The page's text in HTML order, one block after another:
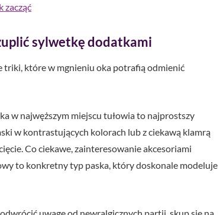
zacząć
sylwetkę dodatkami
triki, które w mgnieniu oka potrafią odmienić
w najwęższym miejscu tułowia to najprostszy
w kontrastujących kolorach lub z ciekawą klamrą
Co ciekawe, zainteresowanie akcesoriami
to konkretny typ paska, który doskonale modeluje
uwagę od newralgicznych partii, skup się na